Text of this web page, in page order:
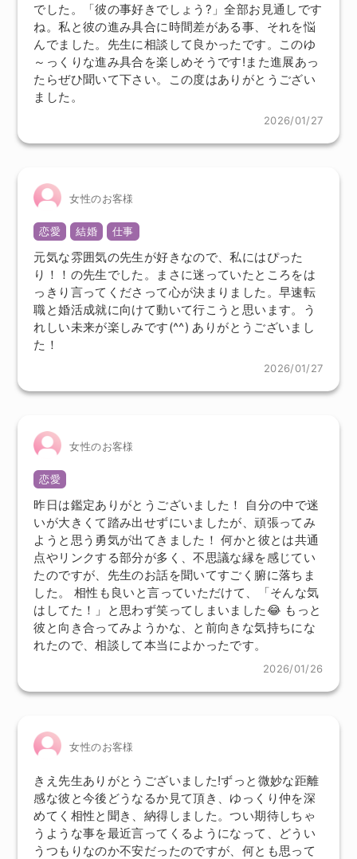
でした。「彼の事好きでしょう?」全部お見通しです
ね。私と彼の進み具合に時間差がある事、それを悩
んでました。先生に相談して良かったです。このゆ
～っくりな進み具合を楽しめそうです!また進展あっ
たらぜひ聞いて下さい。この度はありがとうござい
ました。
2026/01/27
女性のお客様
恋愛 結婚 仕事
元気な雰囲気の先生が好きなので、私にはぴった
り！！の先生でした。まさに迷っていたところをは
っきり言ってくださって心が決まりました。早速転
職と婚活成就に向けて動いて行こうと思います。う
れしい未来が楽しみです(^^) ありがとうございまし
た！
2026/01/27
女性のお客様
恋愛
昨日は鑑定ありがとうございました！ 自分の中で迷
いが大きくて踏み出せずにいましたが、頑張ってみ
ようと思う勇気が出てきました！ 何かと彼とは共通
点やリンクする部分が多く、不思議な縁を感じてい
たのですが、先生のお話を聞いてすごく腑に落ちま
した。 相性も良いと言っていただけて、「そんな気
はしてた！」と思わず笑ってしまいました😂 もっと
彼と向き合ってみようかな、と前向きな気持ちにな
れたので、相談して本当によかったです。
2026/01/26
女性のお客様
きえ先生ありがとうございました!ずっと微妙な距離
感な彼と今後どうなるか見て頂き、ゆっくり仲を深
めてく相性と聞き、納得しました。つい期待しちゃ
うような事を最近言ってくるようになって、どうい
うつもりなのか不安だったのですが、何とも思って